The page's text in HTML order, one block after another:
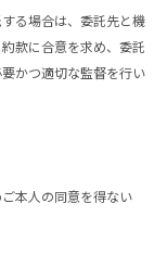
る場合は、委託先と機
款に合意を求め、委託
かつ適切な監督を行い
本人の同意を得ない